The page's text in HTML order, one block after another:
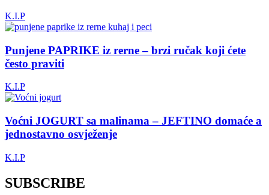
K.I.P
Punjene PAPRIKE iz rerne – brzi ručak koji ćete
često praviti
K.I.P
Voćni JOGURT sa malinama – JEFTINO domaće a
jednostavno osvježenje
K.I.P
SUBSCRIBE